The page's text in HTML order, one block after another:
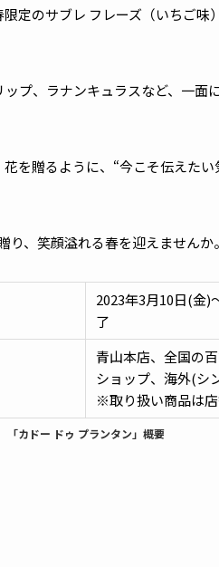
定のサブレ フレーズ（いちご味
プ、ラナンキュラスなど、一面
を贈るように、“今こそ伝えた
、笑顔溢れる春を迎えませんか。
2023年3月10日(金
了
青山本店、全国の
ショップ、海外(シ
※取り扱い商品
「カドー ドゥ プランタン」概要